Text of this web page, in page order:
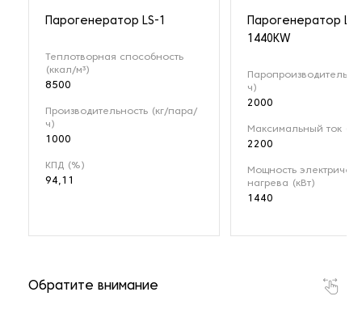
Парогенератор LS-1
Теплотворная способность
(ккал/м³)
8500
Производительность (кг/пара/
ч)
1000
КПД (%)
94,11
Парогенератор
1440KW
ч)
2000
Максимальный ток (А)
2200
Мощность
нагрева (кВт)
1440
Обратите внимание